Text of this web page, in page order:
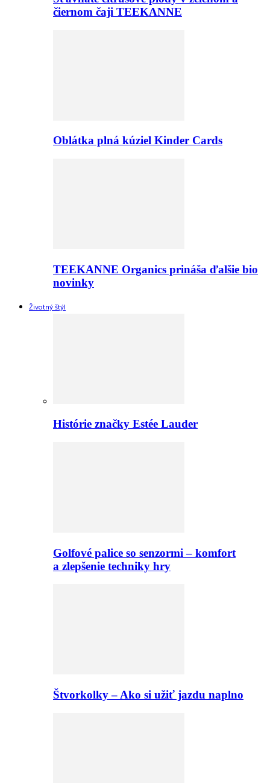
čiernom čaji TEEKANNE
Oblátka plná kúziel Kinder Cards
TEEKANNE Organics prináša ďalšie bio
novinky
Životný štýl
Histórie značky Estée Lauder
Golfové palice so senzormi – komfort
a zlepšenie techniky hry
Štvorkolky – Ako si užiť jazdu naplno